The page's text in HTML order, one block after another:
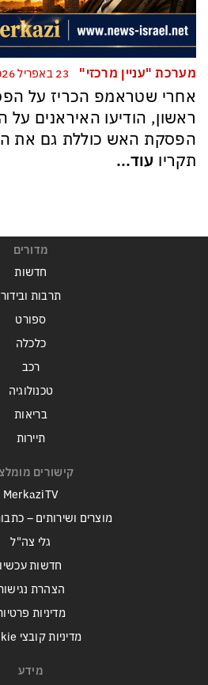
מערכת "עניין מרכזי"
אחרי שטראמפ הכריז על
ראשון, הודיעו האיראנים
הפסקת האש כוללת גם את
תקריו עוד...
מדורים
חדשות
תרבות ובידור
ספורט
כלכלה
רכב
טכנולוגיה
בריאות
תיירות
קישורים
MerkaziTV
מוצרים ושירותים –
גלי צה"ל
חדשות עכשיו
הצהרת
מדיניות
מדיניות קובצי Cookie
מידע